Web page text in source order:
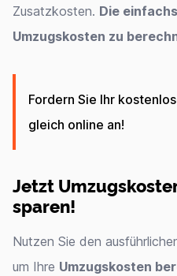
Zusatzkosten. Die
Umzugskosten zu
Fordern Sie Ihr
gleich online an!
Jetzt
sparen!
Nutzen Sie den
um Ihre Umzugskosten